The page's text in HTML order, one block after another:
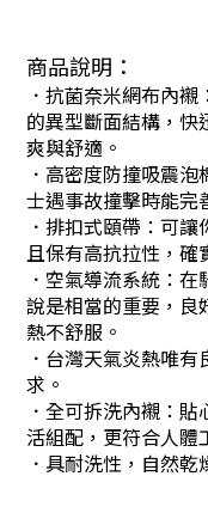
商品說明：
．抗菌奈米網布內
的異型斷面結構，
爽與舒適。
．高密度防撞吸震
士遇事故撞擊時能完
．排扣式頤帶：可
且保有高抗拉性，確
．空氣導流系統：
說是相當的重要，良
熱不舒服。
．台灣天氣炎熱唯
求。
．全可拆洗內襯：
活組配，更符合人體
．具耐洗性，自然